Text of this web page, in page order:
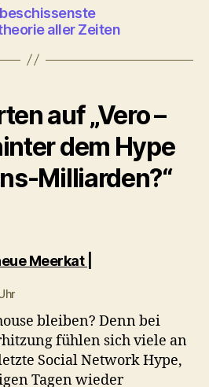
beschissenste
aller Zeiten
auf „Vero –
dem Hype
Milliarden?“
Meerkat |
bleiben? Denn bei
fühlen sich viele an
Social Network Hype,
Tagen wieder